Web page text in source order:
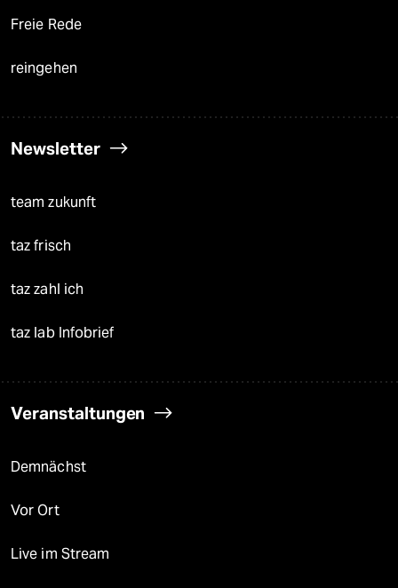
Freie Rede
reingehen
Newsletter
team zukunft
taz frisch
taz zahl ich
taz lab Infobrief
Veranstaltungen
Demnächst
Vor Ort
Live im Stream